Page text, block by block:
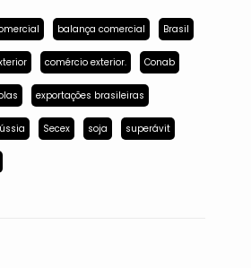
balança comercial Brasil
comércio exterior. Conab
exportações brasileiras
Secex soja superávit